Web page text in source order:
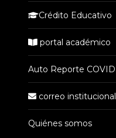
Crédito Educativo
portal académico
Auto Reporte COVID
correo institucional
Quiénes somos